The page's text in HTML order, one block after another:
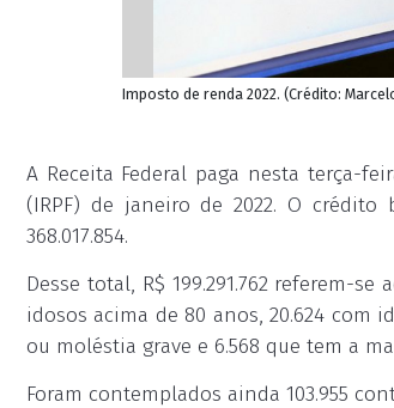
Imposto de renda 2022. (Crédito:
A Receita Federal paga nesta terça-
(IRPF) de janeiro de 2022. O
368.017.854.
Desse total, R$ 199.291.762 referem-
idosos acima de 80 anos, 20.624 com
ou moléstia grave e 6.568 que tem a
Foram contemplados ainda 103.955